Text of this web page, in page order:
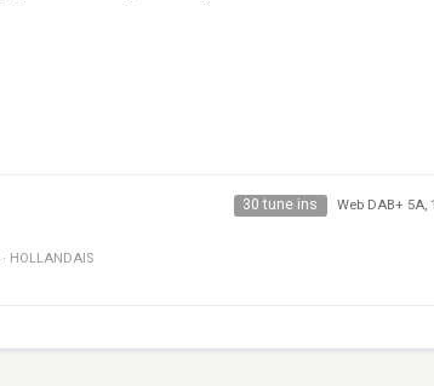
30 tune ins Web DAB+ 5A,
· HOLLANDAIS